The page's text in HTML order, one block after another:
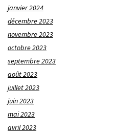
janvier 2024
décembre 2023
novembre 2023
octobre 2023
septembre 2023
août 2023
juillet 2023
juin 2023
mai 2023
avril 2023